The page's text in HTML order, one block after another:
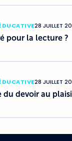
28 JUILLET
pour la lecture ?
28 JUILLET
du devoir au